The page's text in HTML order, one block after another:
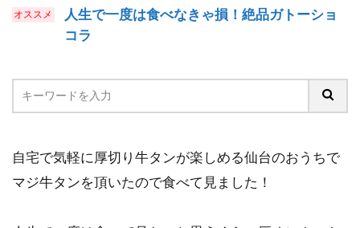
人生で一度は食べなきゃ損！絶品ガトーショ
コラ
自宅で気軽に厚切り牛タンが楽しめる仙台のおうちで
マジ牛タンを頂いたので食べて見ました！